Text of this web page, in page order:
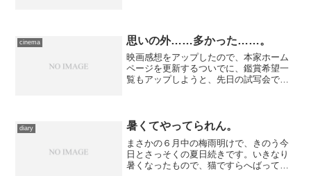
cinema 思いの外……多かった……。
映画感想をアップしたので、本家ホーム
ページを更新するついでに、鑑賞希望一
覧もアップしようと、先日の試写会で配
ンテナを広げて、気になっ...
diary 暑くてやってられん。
まさかの６月中の梅雨明けで、きのう今
日とさっそくの夏日続きです。いきなり
暑くなったもので、猫ですらへばってお